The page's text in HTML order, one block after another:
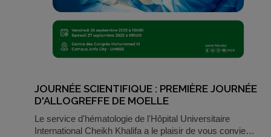
JOURNÉE SCIENTIFIQUE : PREMIÈRE JOURNÉE
D'ALLOGREFFE DE MOELLE
Le service d'hématologie de l'Hôpital Universitaire
International Cheikh Khalifa a le plaisir de vous convie…